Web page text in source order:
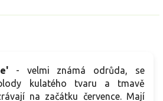
-
velmi známá odrůda, se
kulatého tvaru a tmavě
na začátku července. Mají